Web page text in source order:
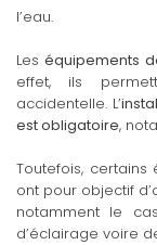
l’eau.
Leséquipements
effet, ils
accidentelle. L’
est obligatoire,
Toutefois,
ont pour objectif
notamment le
d’éclairage voire